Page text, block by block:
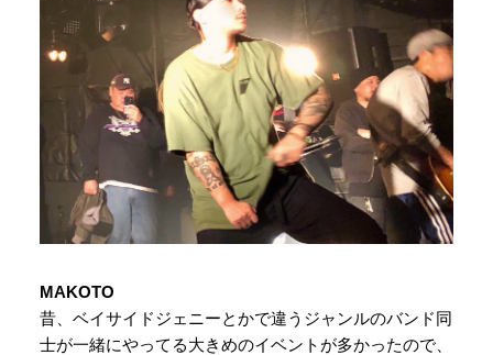
MAKOTO
昔、ベイサイドジェニーとかで違うジャンルのバンド同
士が一緒にやってる大きめのイベントが多かったので、